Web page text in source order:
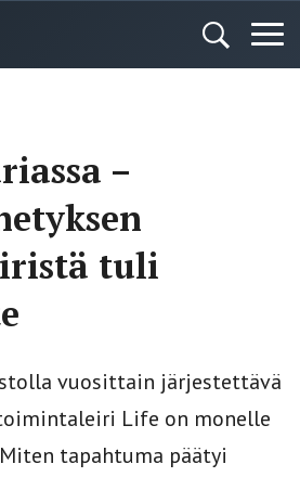
–
tuli
vuosittain järjestettävä
Life on monelle
tapahtuma päätyi